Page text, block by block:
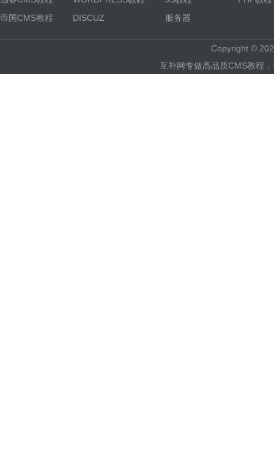
帝国CMS教程
DISCUZ
服务器
Copyright ©
互补网专做高品质CMS教程